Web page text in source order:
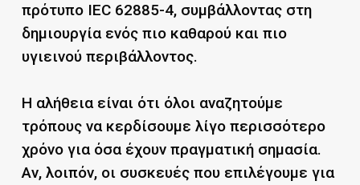
πρότυπο IEC 62885-4, συμβάλλοντας στη
δημιουργία ενός πιο καθαρού και πιο
υγιεινού περιβάλλοντος.
Η αλήθεια είναι ότι όλοι αναζητούμε
τρόπους να κερδίσουμε λίγο περισσότερο
χρόνο για όσα έχουν πραγματική σημασία.
Αν, λοιπόν, οι συσκευές που επιλέγουμε για